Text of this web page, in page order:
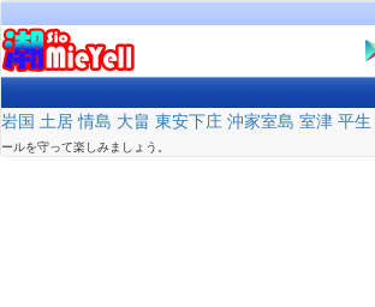
岩国 土居 情島 大畠 東安下庄 沖家室島 室津 平生
ールを守って楽しみましょう。